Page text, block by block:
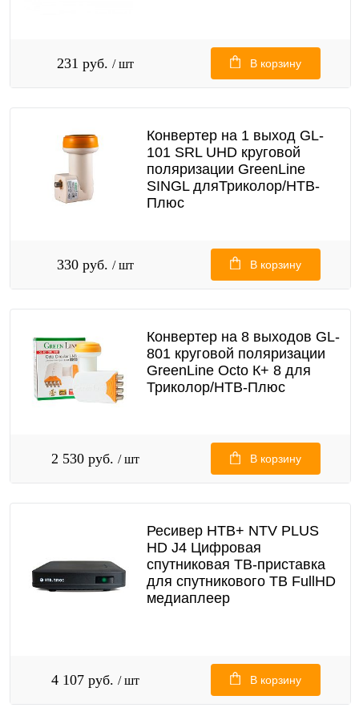
231 руб. / шт В корзину
Конвертер на 1 выход GL-
101 SRL UHD круговой
поляризации GreenLine
SINGL дляТриколор/НТВ-
Плюс
330 руб. / шт В корзину
Конвертер на 8 выходов GL-
801 круговой поляризации
GreenLine Octo К+ 8 для
Триколор/НТВ-Плюс
2 530 руб. / шт В корзину
Ресивер НТВ+ NTV PLUS
HD J4 Цифровая
спутниковая ТВ-приставка
для спутникового ТВ FullHD
медиаплеер
4 107 руб. / шт В корзину